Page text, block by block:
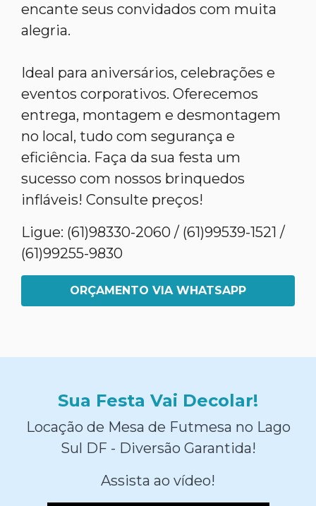
encante seus convidados com muita
alegria.
Ideal para aniversários, celebrações e
eventos corporativos. Oferecemos
entrega, montagem e desmontagem
no local, tudo com segurança e
eficiência. Faça da sua festa um
sucesso com nossos brinquedos
infláveis! Consulte preços!
Ligue: (61)98330-2060 / (61)99539-1521 /
(61)99255-9830
ORÇAMENTO VIA WHATSAPP
Sua Festa Vai Decolar!
Locação de Mesa de Futmesa no Lago
Sul DF - Diversão Garantida!
Assista ao vídeo!